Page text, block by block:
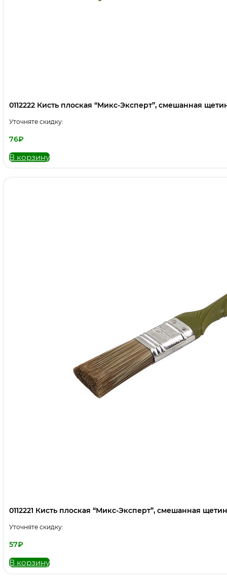
0112222 Кисть плоская “Микс-Эксперт”, смешанная
Уточняте скидку:
76₽
В корзину
0112221 Кисть плоская “Микс-Эксперт”, смешанная
Уточняте скидку:
57₽
В корзину